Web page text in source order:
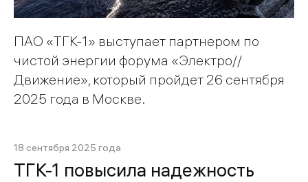
ПАО «ТГК-1» выступает партнером по
чистой энергии форума «Электро//
Движение», который пройдет 26 сентября
2025 года в Москве.
18 сентября 2025 года
ТГК-1 повысила надежность